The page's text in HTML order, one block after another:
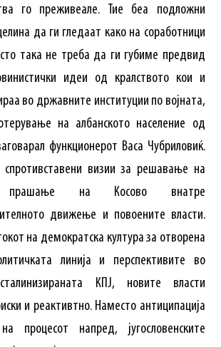
го преживеале. Тие беа подложни
да ги гледаат како на соработници
така не треба да ги губиме предвид
идеи од кралството кои и
во државните институции по војната,
на албанското население од
функционерот Васа Чубриловиќ.
спротивставени визии за решавање на
прашање на Косово внатре
движење и повоените власти.
на демократска култура за отворена
линија и перспективите во
КПЈ, новите власти
и реактивтно. Наместо антиципација
процесот напред, југословенските